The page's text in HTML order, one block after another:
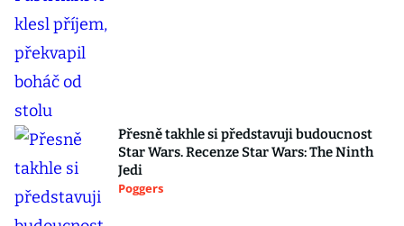
Přesně takhle si představuji budoucnost
Star Wars. Recenze Star Wars: The Ninth
Jedi
Poggers